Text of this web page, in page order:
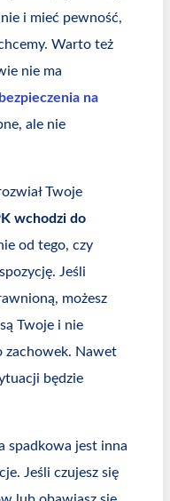
i mieć pewność,
Warto też
nie ma
na
ale nie
Twoje
wchodzi do
od tego, czy
Jeśli
możesz
Twoje i nie
zachowek. Nawet
będzie
spadkowa jest inna
Jeśli czujesz się